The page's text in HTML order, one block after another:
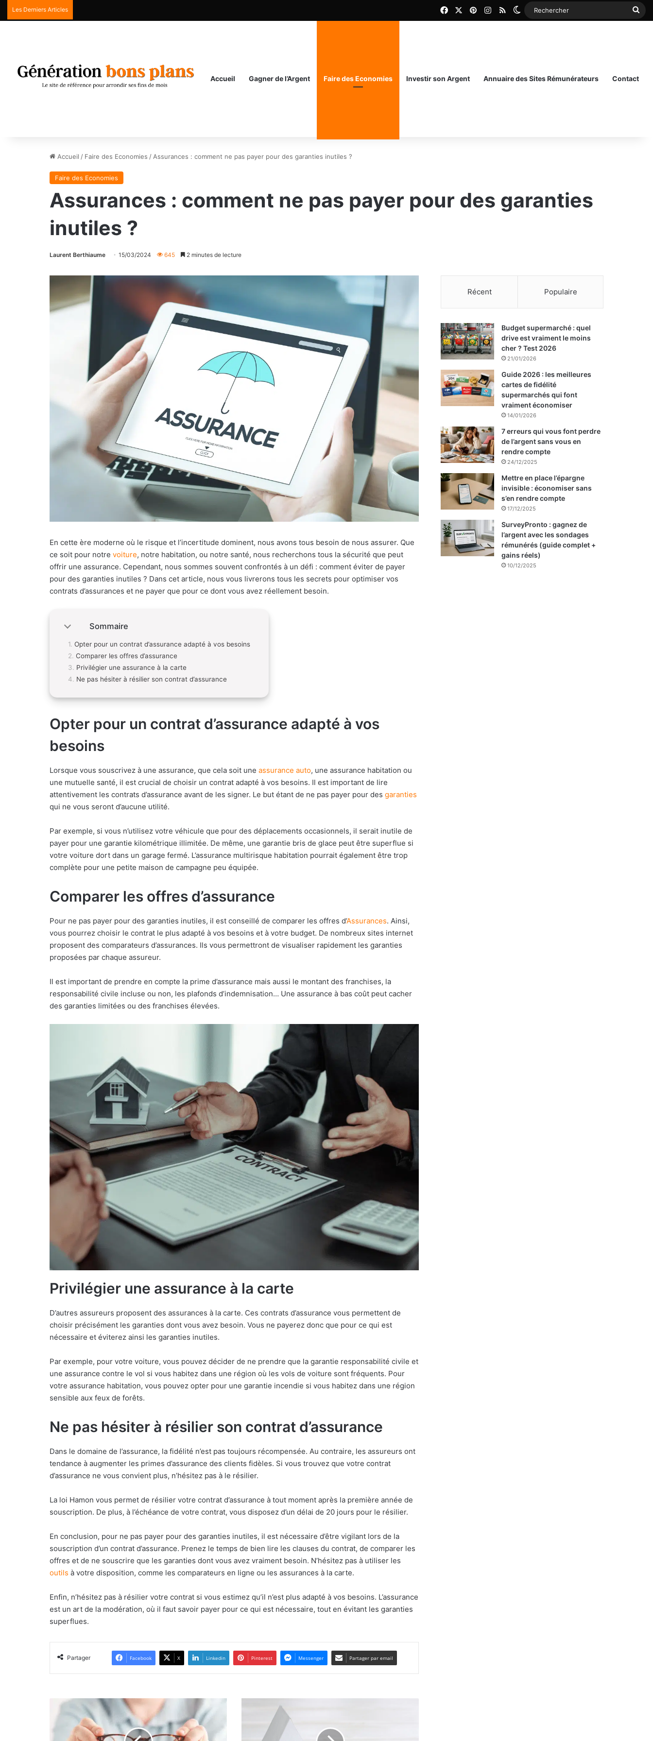
Les Derniers Articles FacebookPinterestInstagram
RSS Switch skin
Accueil Gagner de l’Argent Faire des Economies Investir son Argent Annuaire des Sites Rémunérateurs Contact
Accueil / Faire des Economies / Assurances : comment ne pas payer pour des garanties inutiles ?
Faire des Economies
Assurances : comment ne pas payer pour des garanties
inutiles ?
Laurent Berthiaume 15/03/2024 645 2 minutes de lecture
En cette ère moderne où le risque et l’incertitude dominent, nous avons tous besoin de nous assurer. Que
ce soit pour notre voiture, notre habitation, ou notre santé, nous recherchons tous la sécurité que peut
offrir une assurance. Cependant, nous sommes souvent confrontés à un défi : comment éviter de payer
pour des garanties inutiles ? Dans cet article, nous vous livrerons tous les secrets pour optimiser vos
contrats d’assurances et ne payer que pour ce dont vous avez réellement besoin.
Sommaire
Opter pour un contrat d’assurance adapté à vos besoins
Comparer les offres d’assurance
Privilégier une assurance à la carte
Ne pas hésiter à résilier son contrat d’assurance
Opter pour un contrat d’assurance adapté à vos
besoins
Lorsque vous souscrivez à une assurance, que cela soit une assurance auto, une assurance habitation ou
une mutuelle santé, il est crucial de choisir un contrat adapté à vos besoins. Il est important de lire
attentivement les contrats d’assurance avant de les signer. Le but étant de ne pas payer pour des garanties
qui ne vous seront d’aucune utilité.
Par exemple, si vous n’utilisez votre véhicule que pour des déplacements occasionnels, il serait inutile de
payer pour une garantie kilométrique illimitée. De même, une garantie bris de glace peut être superflue si
votre voiture dort dans un garage fermé. L’assurance multirisque habitation pourrait également être trop
complète pour une petite maison de campagne peu équipée.
Comparer les offres d’assurance
Pour ne pas payer pour des garanties inutiles, il est conseillé de comparer les offres d’Assurances. Ainsi,
vous pourrez choisir le contrat le plus adapté à vos besoins et à votre budget. De nombreux sites internet
proposent des comparateurs d’assurances. Ils vous permettront de visualiser rapidement les garanties
proposées par chaque assureur.
Il est important de prendre en compte la prime d’assurance mais aussi le montant des franchises, la
responsabilité civile incluse ou non, les plafonds d’indemnisation… Une assurance à bas coût peut cacher
des garanties limitées ou des franchises élevées.
Privilégier une assurance à la carte
D’autres assureurs proposent des assurances à la carte. Ces contrats d’assurance vous permettent de
choisir précisément les garanties dont vous avez besoin. Vous ne payerez donc que pour ce qui est
nécessaire et éviterez ainsi les garanties inutiles.
Par exemple, pour votre voiture, vous pouvez décider de ne prendre que la garantie responsabilité civile et
une assurance contre le vol si vous habitez dans une région où les vols de voiture sont fréquents. Pour
votre assurance habitation, vous pouvez opter pour une garantie incendie si vous habitez dans une région
sensible aux feux de forêts.
Ne pas hésiter à résilier son contrat d’assurance
Dans le domaine de l’assurance, la fidélité n’est pas toujours récompensée. Au contraire, les assureurs ont
tendance à augmenter les primes d’assurance des clients fidèles. Si vous trouvez que votre contrat
d’assurance ne vous convient plus, n’hésitez pas à le résilier.
La loi Hamon vous permet de résilier votre contrat d’assurance à tout moment après la première année de
souscription. De plus, à l’échéance de votre contrat, vous disposez d’un délai de 20 jours pour le résilier.
En conclusion, pour ne pas payer pour des garanties inutiles, il est nécessaire d’être vigilant lors de la
souscription d’un contrat d’assurance. Prenez le temps de bien lire les clauses du contrat, de comparer les
offres et de ne souscrire que les garanties dont vous avez vraiment besoin. N’hésitez pas à utiliser les
outils à votre disposition, comme les comparateurs en ligne ou les assurances à la carte.
Enfin, n’hésitez pas à résilier votre contrat si vous estimez qu’il n’est plus adapté à vos besoins. L’assurance
est un art de la modération, où il faut savoir payer pour ce qui est nécessaire, tout en évitant les garanties
superflues.
Partager Facebook X Linkedin Pinterest Messenger Partager par email
Lunettes
Récent Populaire
Budget supermarché : quel
drive est vraiment le moins
cher ? Test 2026
21/01/2026
Guide 2026 : les meilleures
cartes de fidélité
supermarchés qui font
vraiment économiser
14/01/2026
7 erreurs qui vous font perdre
de l’argent sans vous en
rendre compte
24/12/2025
Mettre en place l’épargne
invisible : économiser sans
s’en rendre compte
17/12/2025
SurveyPronto : gagnez de
l’argent avec les sondages
rémunérés (guide complet +
gains réels)
10/12/2025